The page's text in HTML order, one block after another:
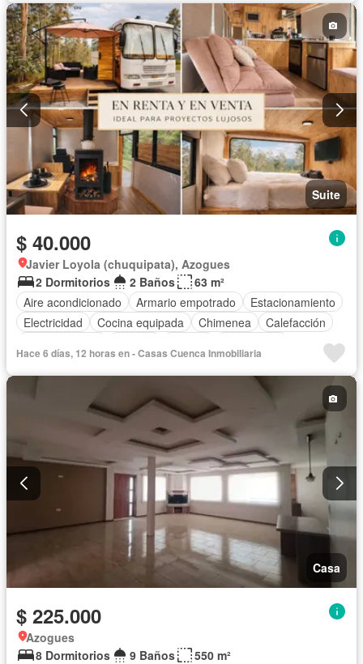
Patio
Área para niños
Conserje
Acceso para personas con discapacidad
Jardín
Parrilla
Parcialmente amoblado
Suite
$ 40.000
Javier Loyola (chuquipata), Azogues
2 Dormitorios
2 Baños
63 m²
Aire acondicionado
Armario empotrado
Estacionamiento
Electricidad
Cocina equipada Chimenea
Calefacción
Vista panorámica
Terraza Área para niños
Hace 6 días, 12 horas en - Casas Cuenca Inmobiliaria
Casa
$ 225.000
Azogues
8 Dormitorios
9 Baños
550 m²